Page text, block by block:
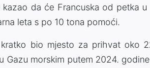
kazao da će Francuska od petka
leta s po 10 tona pomoći.
bio mjesto za prihvat oko
Gazu morskim putem 2024.